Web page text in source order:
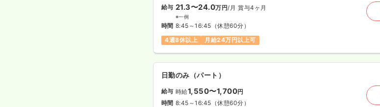
給与 21.3〜24.0万円/月 賞与4ヶ月
※一例
時間 8:45～16:45 （休憩60分）
4週8休以上
月給24万円以上可
日勤のみ（パート）
給与 時給1,550〜1,700円
時間 8:45～16:45 （休憩60分）